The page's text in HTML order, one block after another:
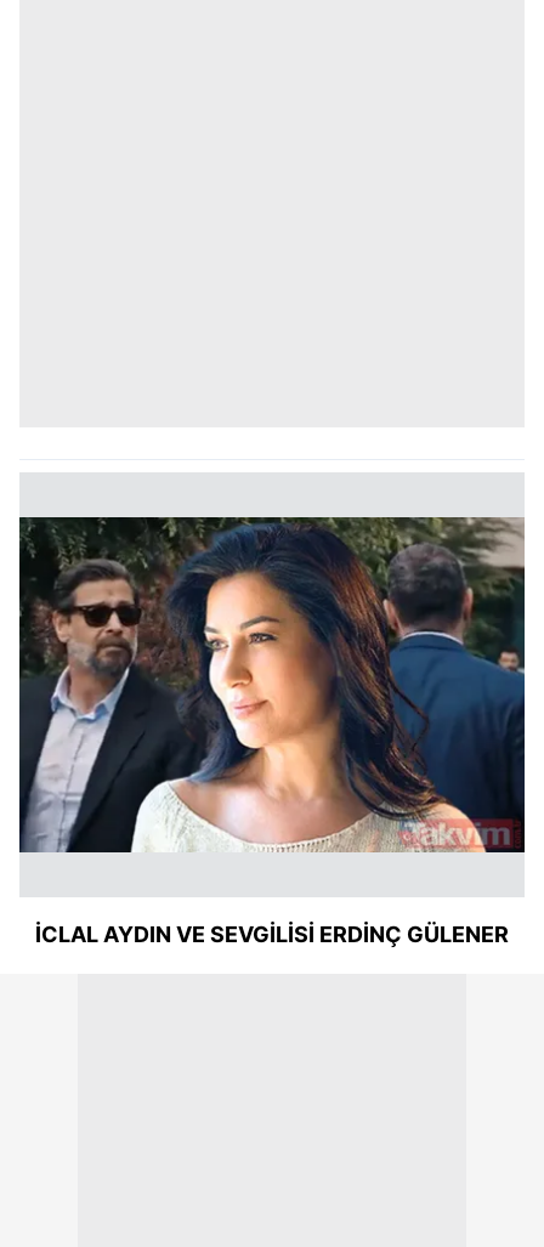
İCLAL AYDIN VE SEVGİLİSİ ERDİNÇ GÜLENER